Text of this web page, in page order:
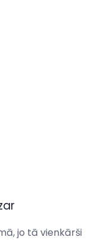
jo tā vienkārši